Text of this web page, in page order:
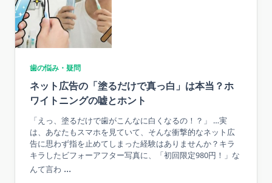
歯の悩み・疑問
ネット広告の「塗るだけで真っ白」は本当？ホ
ワイトニングの嘘とホント
「えっ、塗るだけで歯がこんなに白くなるの！？」 …実
は、あなたもスマホを見ていて、そんな衝撃的なネット広
告に思わず指を止めてしまった経験はありませんか？キラ
キラしたビフォーアフター写真に、「初回限定980円！」な
んて言わ ...